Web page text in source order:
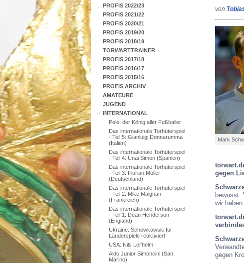
PROFIS 2022/23
PROFIS 2021/22
PROFIS 2020/21
PROFIS 2019/20
PROFIS 2018/19
TORWARTTRAINER
PROFIS 2017/18
PROFIS 2016/17
PROFIS 2015/16
PROFIS ARCHIV
AMATEURE
JUGEND
INTERNATIONAL
Pelé, der König aller Fußballer
Das internationale Torhüterspiel
- Teil 5: Gianluigi Donnarumma
(Italien)
Das internationale Torhüterspiel
- Teil 4: Unai Simon (Spanien)
Das internationale Torhüterspiel
- Teil 3: Florian Müller
(Deutschland)
Das internationale Torhüterspiel
- Teil 2: Mike Maignan
(Frankreich)
Das internationale Torhüterspiel
- Teil 1: Dean Henderson
(England)
Ukraine: Schowkowski für
Länderspiele reaktiviert
USA: Nils Leifhelm
Aldo Junior Simoncini (San
Marino)
von
Mark
gegen
bewusst.
wir
gegen